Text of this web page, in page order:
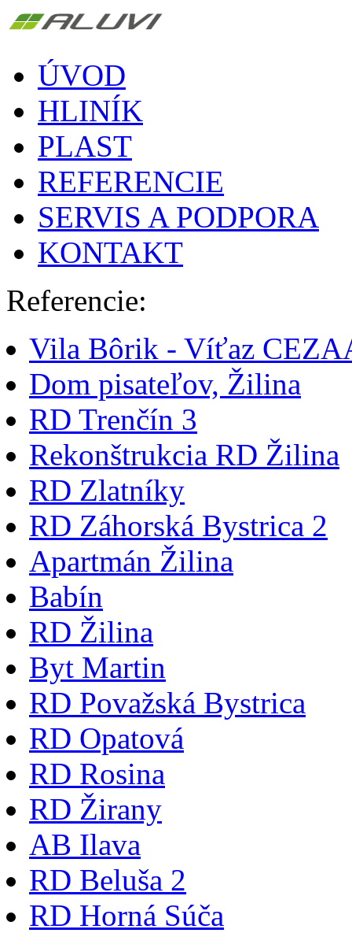
ÚVOD
HLINÍK
PLAST
REFERENCIE
SERVIS A PODPORA
KONTAKT
Referencie:
Vila Bôrik - Víťaz
Dom pisateľov, Žilina
RD Trenčín 3
Rekonštrukcia RD Žilina
RD Zlatníky
RD Záhorská Bystrica 2
Apartmán Žilina
Babín
RD Žilina
Byt Martin
RD Považská Bystrica
RD Opatová
RD Rosina
RD Žirany
AB Ilava
RD Beluša 2
RD Horná Súča